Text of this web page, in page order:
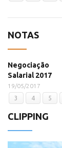
NOTAS
Negociação
Salarial 2017
19/05/2017
3
4 5
CLIPPING